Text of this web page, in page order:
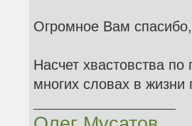
Огромное Вам
Насчет хвастовства
многих словах в жизни